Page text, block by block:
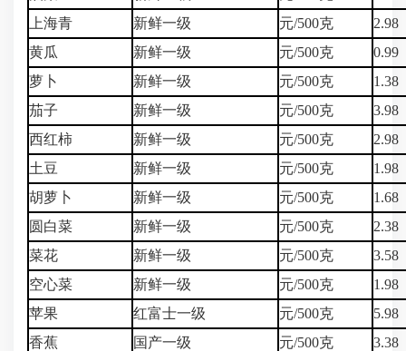
上海青
新鲜一级 元/500克
2.98
黄瓜
新鲜一级 元/500克
0.99
萝卜
新鲜一级 元/500克
1.38
茄子
新鲜一级 元/500克
3.98
西红柿
新鲜一级 元/500克
2.98
土豆
新鲜一级 元/500克
1.98
胡萝卜
新鲜一级 元/500克
1.68
圆白菜
新鲜一级 元/500克
2.38
菜花
新鲜一级 元/500克
3.58
空心菜
新鲜一级 元/500克
1.98
苹果
红富士一级 元/500克
5.98
香蕉
国产一级 元/500克
3.38